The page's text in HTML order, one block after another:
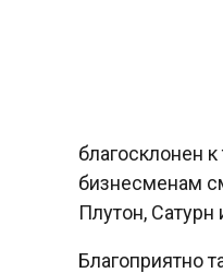
благосклонен
бизнесменам
Плутон, Сатурн
Благоприятно